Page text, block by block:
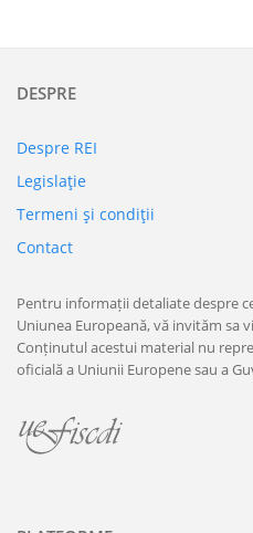
DESPRE
Despre REI
Legislaţie
Termeni şi condiţii
Contact
Pentru informații detaliate despre
Uniunea Europeană, vă invităm sa
Conținutul acestui material nu
oficială a Uniunii Europene sau a